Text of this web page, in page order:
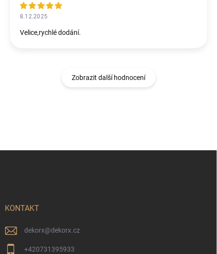
8.12.2025
Velice,rychlé dodání.
Zobrazit další hodnocení
KONTAKT
dekorx@dekorx.cz
+420731395933